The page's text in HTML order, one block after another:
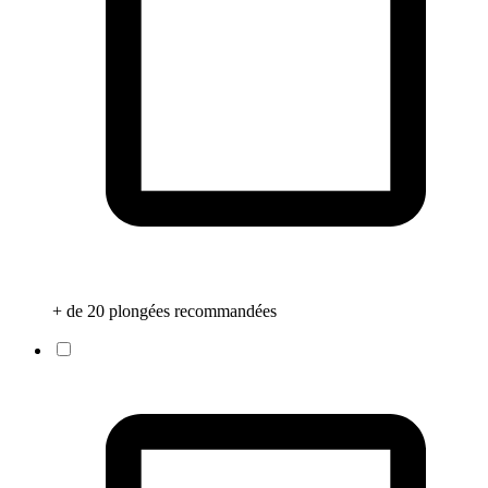
+ de 20 plongées recommandées